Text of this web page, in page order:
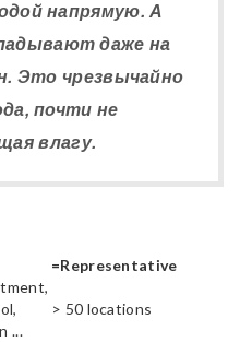
напрямую. А
даже на
Это чрезвычайно
почти не
влагу.
=Representative
...
> 50 locations